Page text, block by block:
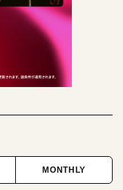
MONTHLY